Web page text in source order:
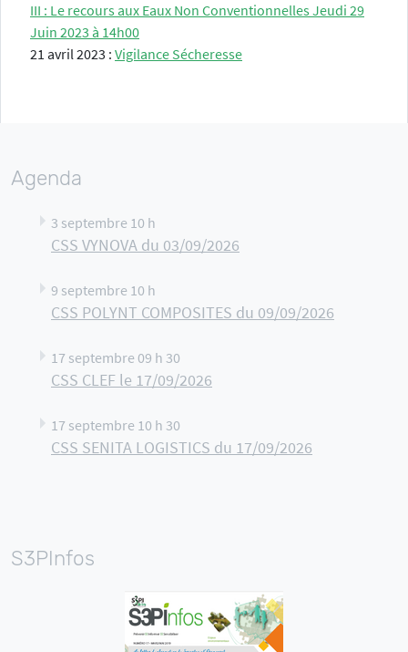
III : Le recours aux Eaux Non Conventionnelles Jeudi 29
Juin 2023 à 14h00
21 avril 2023 : Vigilance Sécheresse
Agenda
3 septembre 10 h
CSS VYNOVA du 03/09/2026
9 septembre 10 h
CSS POLYNT COMPOSITES du 09/09/2026
17 septembre 09 h 30
CSS CLEF le 17/09/2026
17 septembre 10 h 30
CSS SENITA LOGISTICS du 17/09/2026
S3PInfos